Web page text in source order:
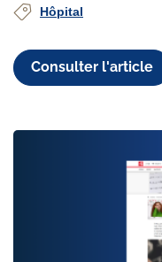
Hôpital
Consulter l'article